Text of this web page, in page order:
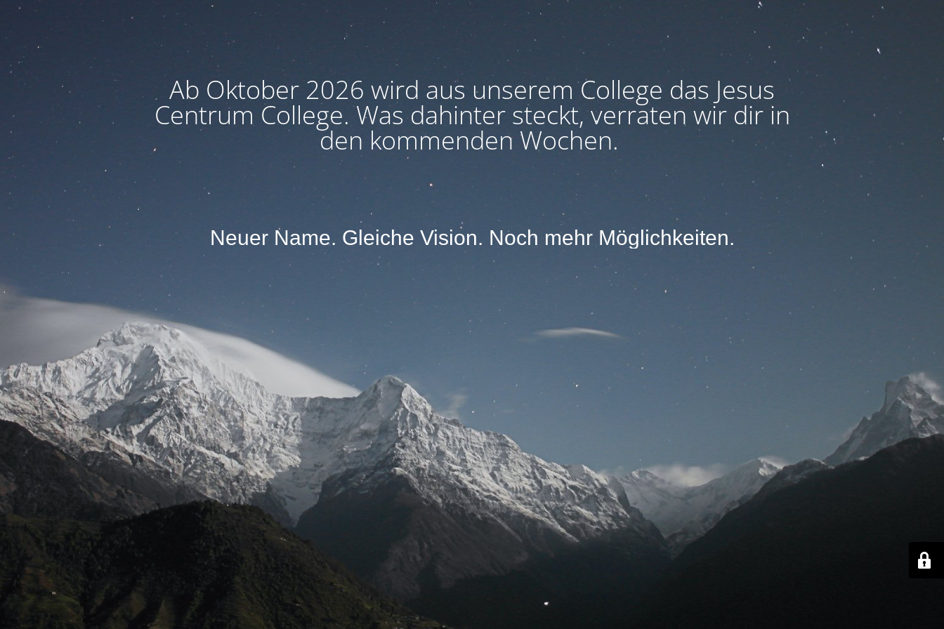
Ab Oktober 2026 wird aus unserem College das Jesus
Centrum College. Was dahinter steckt, verraten wir dir in
den kommenden Wochen.
Neuer Name. Gleiche Vision. Noch mehr Möglichkeiten.